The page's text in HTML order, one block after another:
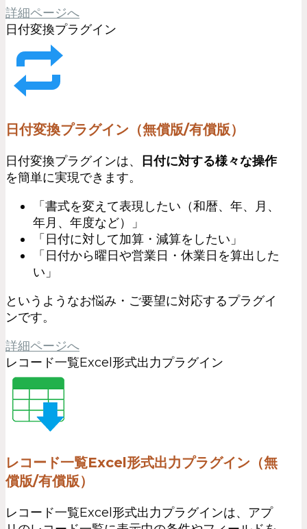
詳細ページへ
日付変換プラグイン
日付変換プラグイン（無償版/有償版）
日付変換プラグインは、
日付に対する様々な操作
を簡単に実現できます。
「書式を変えて表現したい（和暦、年、月、
年月、年度など）」
「日付に対して加算・減算をしたい」
「日付から曜日や営業日・休業日を算出した
い」
というようなお悩み・ご要望に対応するプラグイ
ンです。
詳細ページへ
レコード一覧Excel形式出力プラグイン
レコード一覧Excel形式出力プラグイン（無
償版/有償版）
レコード一覧Excel形式出力プラグインは、アプ